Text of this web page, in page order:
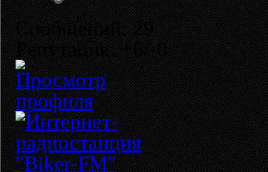
Сообщений: 29
Репутация: +6/-0